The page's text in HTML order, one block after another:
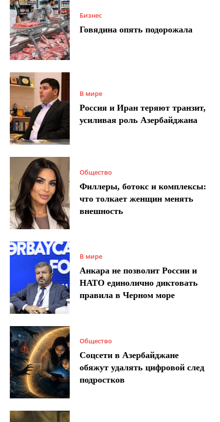
Бизнес
Говядина опять подорожала
В мире
Россия и Иран теряют транзит,
усиливая роль Азербайджана
Общество
Филлеры, ботокс и комплексы:
что толкает женщин менять
внешность
В мире
Анкара не позволит России и
НАТО единолично диктовать
правила в Черном море
Общество
Соцсети в Азербайджане
обяжут удалять цифровой след
подростков